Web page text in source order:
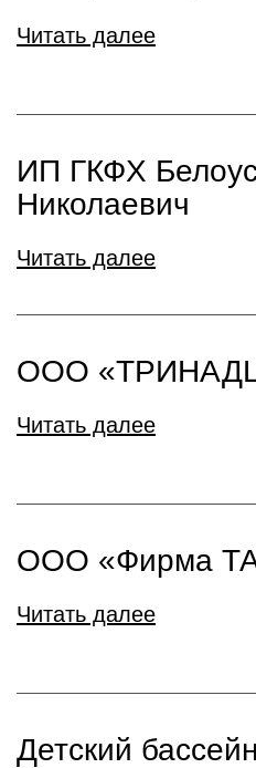
Читать далее
ИП ГКФХ
Николаевич
Читать далее
ООО
Читать далее
ООО «Фирма
Читать далее
Детский